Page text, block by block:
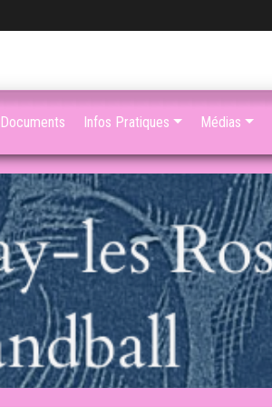
Documents Infos Pratiques Médias